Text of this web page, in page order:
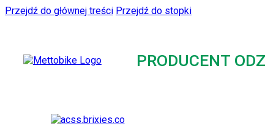
Przejdź do głównej treści Przejdź do stopki
PRODUCENT